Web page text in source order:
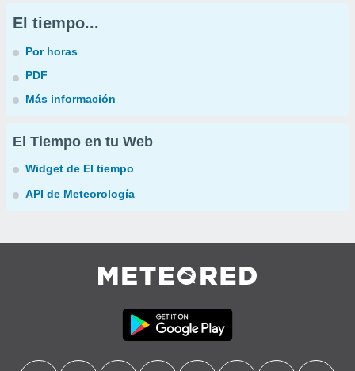
El tiempo...
Por horas
PDF
Más información
El Tiempo en tu Web
Widget de El tiempo
API de Meteorología